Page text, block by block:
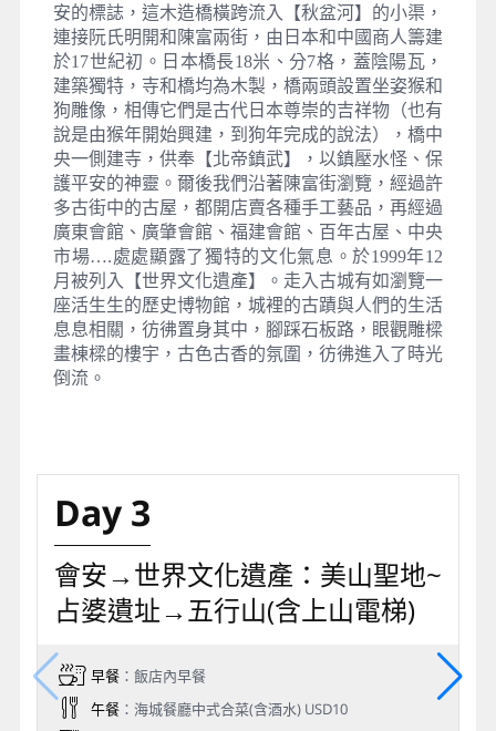
安的標誌，這木造橋橫跨流入【秋盆河】的小渠，
連接阮氏明開和陳富兩街，由日本和中國商人籌建
於17世紀初。日本橋長18米、分7格，蓋陰陽瓦，
建築獨特，寺和橋均為木製，橋兩頭設置坐姿猴和
狗雕像，相傳它們是古代日本尊崇的吉祥物（也有
說是由猴年開始興建，到狗年完成的說法），橋中
央一側建寺，供奉【北帝鎮武】，以鎮壓水怪、保
護平安的神靈。爾後我們沿著陳富街瀏覽，經過許
多古街中的古屋，都開店賣各種手工藝品，再經過
廣東會館、廣肇會館、福建會館、百年古屋、中央
市場….處處顯露了獨特的文化氣息。於1999年12
月被列入【世界文化遺產】。走入古城有如瀏覽一
座活生生的歷史博物館，城裡的古蹟與人們的生活
息息相關，彷彿置身其中，腳踩石板路，眼觀雕樑
畫棟樑的樓宇，古色古香的氛圍，彷彿進入了時光
倒流。
Day 3
會安→世界文化遺產：美山聖地~
占婆遺址→五行山(含上山電梯)
早餐：飯店內早餐
午餐：海城餐廳中式合菜(含酒水) USD10